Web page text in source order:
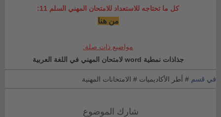
كل ما تحتاجه للاستعداد للامتحان المهني السلم 11:
من هنا
مواضيع ذات صلة:
جذاذات نمطية word لامتحان المهني في اللغة العربية
في قسم # أطر الأكاديميات # الامتحانات المهنية
شارك الموضوع